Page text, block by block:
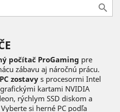

počítač ProGaming pre
zábavu aj náročnú prácu.
zostavy s procesormi Intel
kartami NVIDIA
rýchlym SSD diskom a
si herné PC podľa